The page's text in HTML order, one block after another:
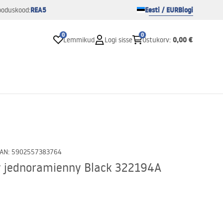
REA5 Eesti / EURBlogi
0
Lemmikud Logi sisse
0
Ostukorv: 0,00 €
: 5902557383764
jednoramienny Black 322194A